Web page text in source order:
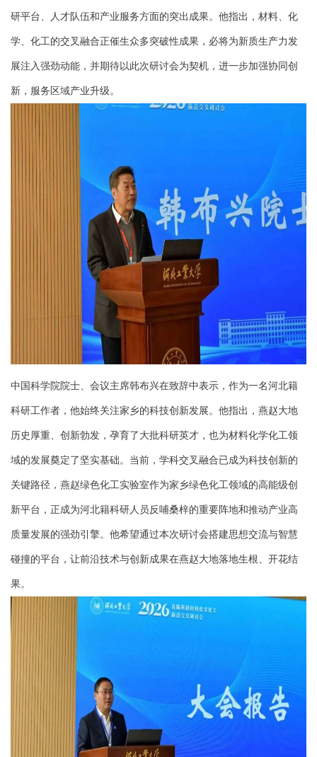
研平台、人才队伍和产业服务方面的突出成果。他指出，材料、化
学、化工的交叉融合正催生众多突破性成果，必将为新质生产力发
展注入强劲动能，并期待以此次研讨会为契机，进一步加强协同创
新，服务区域产业升级。
中国科学院院士、会议主席韩布兴在致辞中表示，作为一名河北籍
科研工作者，他始终关注家乡的科技创新发展。他指出，燕赵大地
历史厚重、创新勃发，孕育了大批科研英才，也为材料化学化工领
域的发展奠定了坚实基础。当前，学科交叉融合已成为科技创新的
关键路径，燕赵绿色化工实验室作为家乡绿色化工领域的高能级创
新平台，正成为河北籍科研人员反哺桑梓的重要阵地和推动产业高
质量发展的强劲引擎。他希望通过本次研讨会搭建思想交流与智慧
碰撞的平台，让前沿技术与创新成果在燕赵大地落地生根、开花结
果。